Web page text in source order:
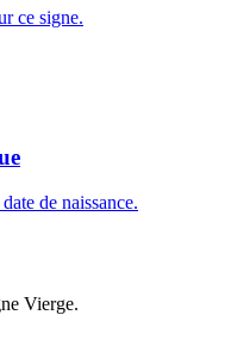
ce signe.
de naissance.
Vierge.